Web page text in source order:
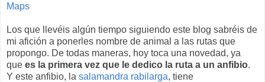
Maps
Los que llevéis algún tiempo siguiendo este blog sabréis de
mi afición a ponerles nombre de animal a las rutas que
propongo. De todas maneras, hoy toca una novedad, ya
que es la primera vez que le dedico la ruta a un anfibio.
Y este anfibio, la salamandra rabilarga, tiene